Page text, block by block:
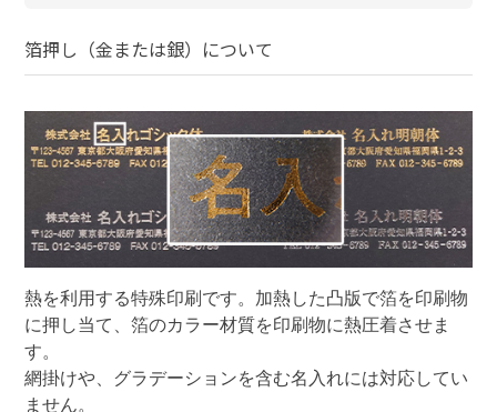
箔押し（金または銀） について
熱を利用する特殊印刷です。加熱した凸版で箔を印刷物
に押し当て、箔のカラー材質を印刷物に熱圧着させま
す。
網掛けや、グラデーションを含む名入れには対応してい
ません。